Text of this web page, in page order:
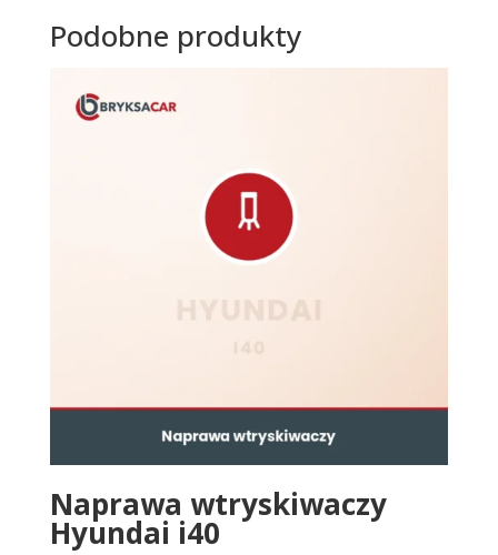
Podobne produkty
Naprawa wtryskiwaczy
Hyundai i40